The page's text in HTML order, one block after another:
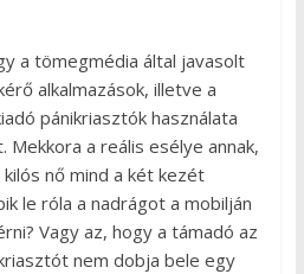
a tömegmédia által javasolt
alkalmazások, illetve a
pánikriasztók használata
a reális esélye annak,
nő mind a két kezét
le róla a nadrágot a mobilján
Vagy az, hogy a támadó az
nem dobja bele egy